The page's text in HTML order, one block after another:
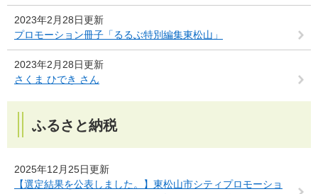
2023年2月28日更新
プロモーション冊子「るるぶ特別編集東松山」
2023年2月28日更新
さくま ひでき さん
ふるさと納税
2025年12月25日更新
【選定結果を公表しました。】東松山市シティプロモーショ